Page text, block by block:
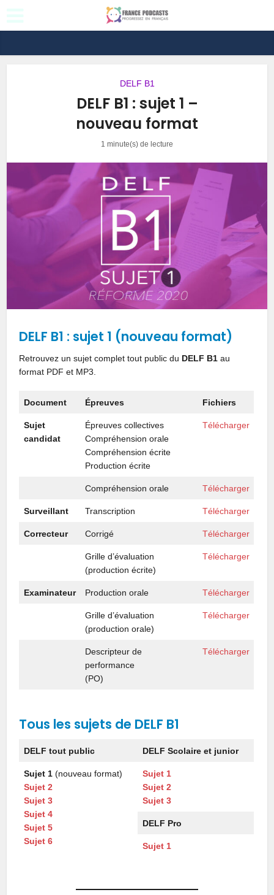
DELF B1
DELF B1 : sujet 1 –
nouveau format
1 minute(s) de lecture
DELF B1 : sujet 1 (nouveau format)
Retrouvez un sujet complet tout public du DELF B1 au
format PDF et MP3.
Document Épreuves Fichiers
Sujet
candidat
Épreuves collectives
Compréhension orale
Compréhension écrite
Production écrite
Télécharger
Compréhension orale Télécharger
Surveillant Transcription Télécharger
Correcteur Corrigé Télécharger
Grille d’évaluation
(production écrite)
Télécharger
Examinateur Production orale Télécharger
Grille d’évaluation
(production orale)
Télécharger
Descripteur de
performance
(PO)
Télécharger
Tous les sujets de DELF B1
DELF tout public DELF Scolaire et junior
Sujet 1 (nouveau format)
Sujet 2
Sujet 3
Sujet 4
Sujet 5
Sujet 6
Sujet 1
Sujet 2
Sujet 3
DELF Pro
Sujet 1